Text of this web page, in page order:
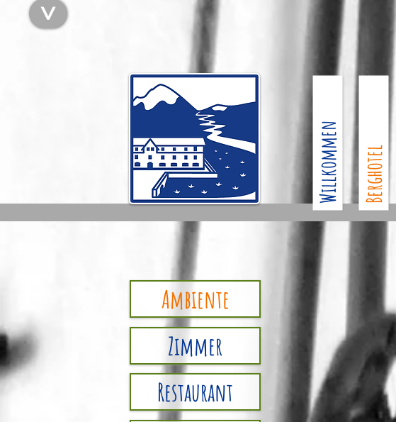
Willkommen Berghotel
Ambiente
Zimmer
Restaurant
<